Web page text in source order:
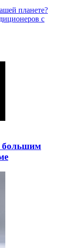
планете?
с
большим